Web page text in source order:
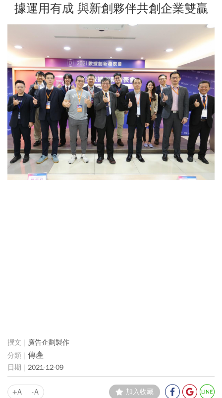
據運用有成 與新創夥伴共創企業雙贏
廣告企劃製作
傳產
2021-12-09
+A -A 加入收藏